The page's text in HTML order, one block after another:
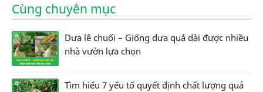
Cùng chuyên mục
Dưa lê chuối – Giống dưa quả dài được nhiều
nhà vườn lựa chọn
Tìm hiểu 7 yếu tố quyết định chất lượng quả